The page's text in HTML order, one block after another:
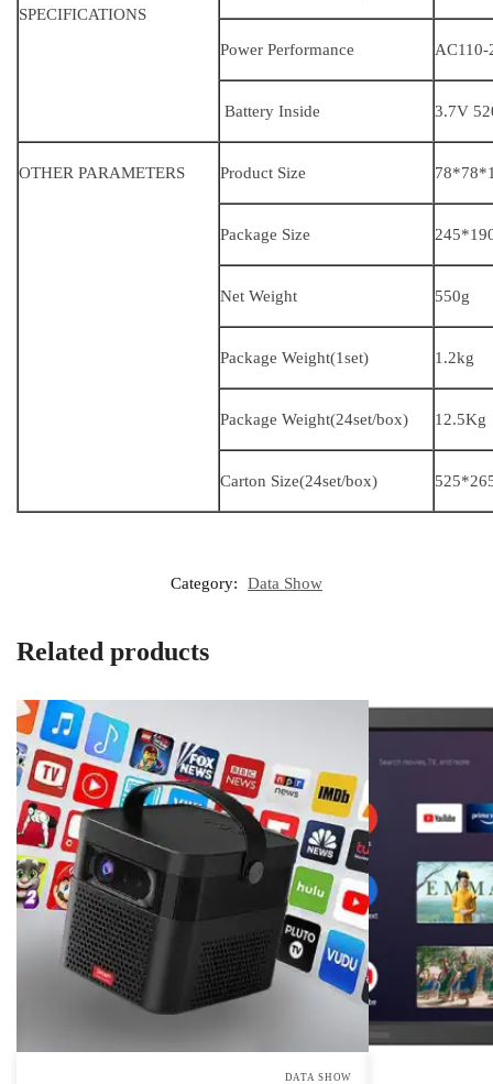
SPECIFICATIONS
Power Performance
Battery Inside 3.7V
OTHER PARAMETERS Product Size
Package Size
Net Weight 550g
Package Weight(1set) 1.2kg
Package Weight(24set/box) 12.5Kg
Carton Size(24set/box)
Category: Data Show
Related products
DATA SHOW